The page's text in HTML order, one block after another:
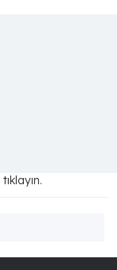
tıklayın.